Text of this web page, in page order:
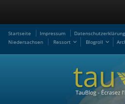
Startseite Impressum Datenschutzerklärung
Niedersachsen
Ressort Blogroll